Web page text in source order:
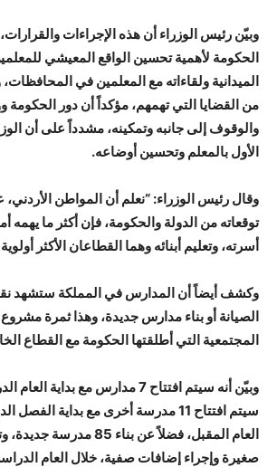
وبيّن رئيس الوزراء أن هذه الإجراءات
الحكومة لأهمية تحسين الواقع المعيشي
الميدانية ولقاءاته مع المعلمين في
من القضايا التي تهمهم، مؤكداً أن دور الحكومة
والوقوف إلى جانبه وتمكينه، مشدداً على أن
الأول بالمعلم وتحسين أوضاعه.
وقال رئيس الوزراء: “نعلم أن المواطن
توقعاته من الدولة والحكومة، فإن أكثر ما
أسرته، وتعليم أبنائه وهما القطاعان الأكثر
وكشف أيضاً أن المدارس في المملكة ستشهد
الصيانة أو بناء مدارس جديدة، وهذا ثمرة
المجتمعية التي أطلقتها الحكومة مع القطاع
وبيّن أنه سيتم افتتاح 7 مدارس مع
سيتم افتتاح 11 مدرسة أخرى مع بداية
صغيرة وإجراء إضافات صفية، خلال العام